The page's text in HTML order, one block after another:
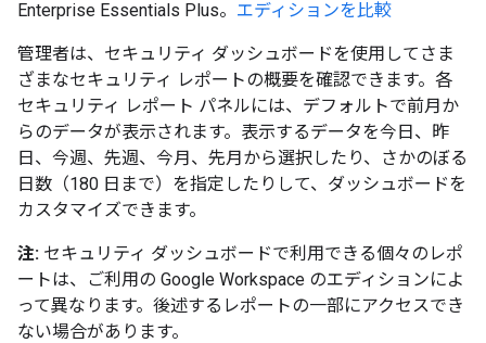
Enterprise Essentials Plus。 エディションを比較
管理者は、セキュリティ ダッシュボードを使用してさま
ざまなセキュリティ レポートの概要を確認できます。各
セキュリティ レポート パネルには、デフォルトで前月か
らのデータが表示されます。表示するデータを今日、昨
日、今週、先週、今月、先月から選択したり、さかのぼる
日数 （180 日まで）を指定したりして、ダッシュボードを
カスタマイズできます。
注: セキュリティ ダッシュボードで利用できる個々のレポ
ートは、ご利用の Google Workspace のエディションによ
って異なります。後述するレポートの一部にアクセスでき
ない場合があります。